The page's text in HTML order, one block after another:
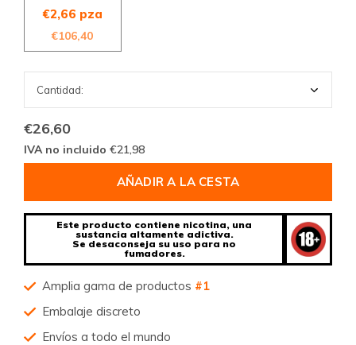
€2,66 pza
€106,40
€26,60
IVA no incluido €21,98
AÑADIR A LA CESTA
Este producto contiene nicotina, una
sustancia altamente adictiva.
Se desaconseja su uso para no
fumadores.
Amplia gama de productos #1
Embalaje discreto
Envíos a todo el mundo